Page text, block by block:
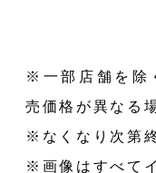
Recruit
※一部店舗を除
売価格が異なる
※なくなり次第
※画像はすべて